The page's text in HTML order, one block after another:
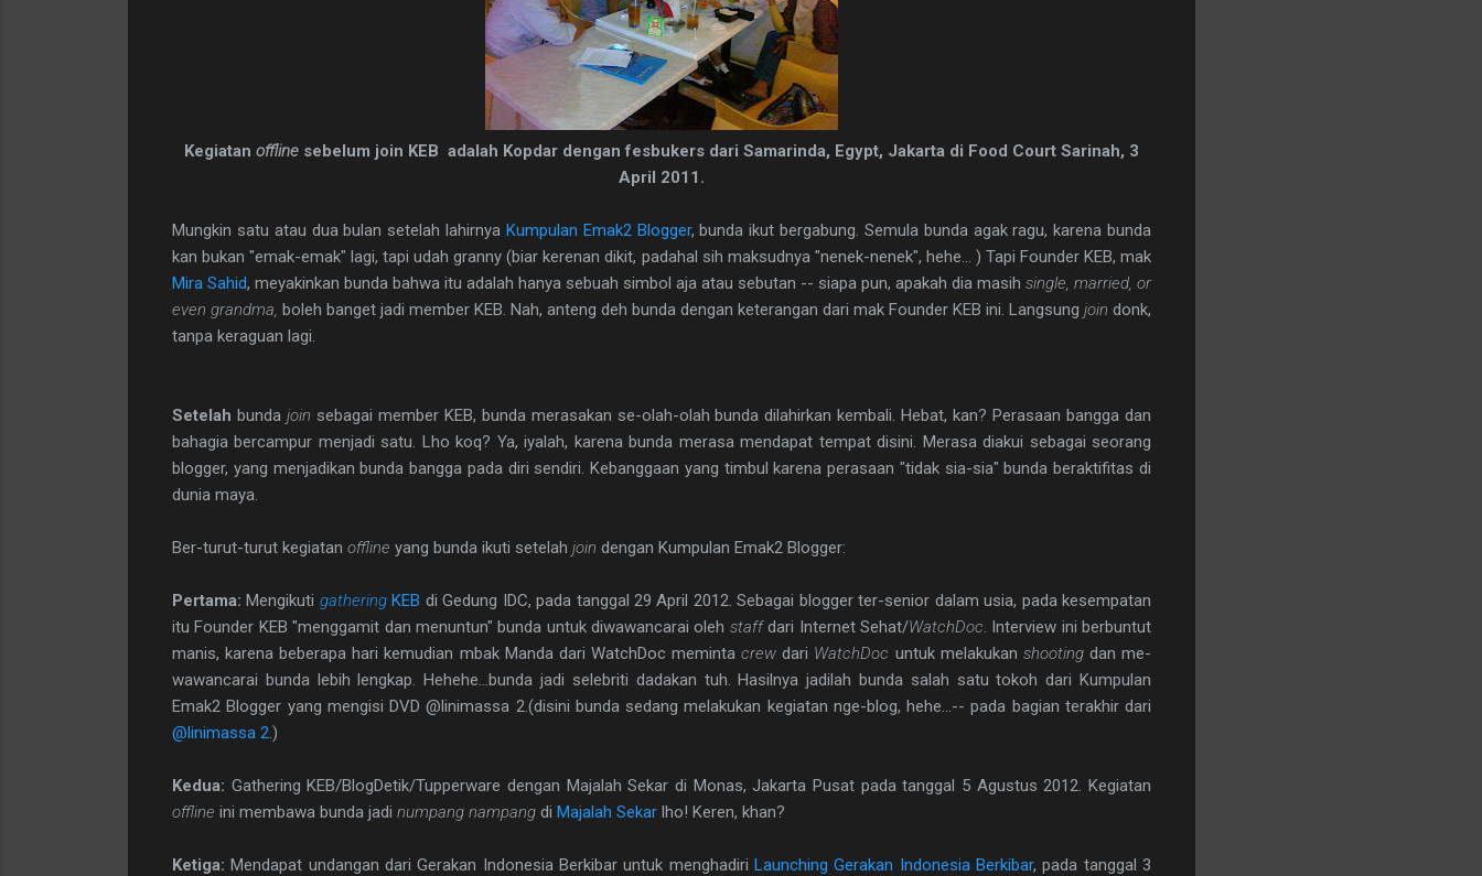
Kegiatan offline sebelum join KEB adalah Kopdar dengan fesbukers dari Samarinda, Egypt, Jakarta di Food Court Sarinah, 3
April 2011.
Mungkin satu atau dua bulan setelah lahirnya Kumpulan Emak2 Blogger, bunda ikut bergabung. Semula bunda agak ragu, karena bunda
kan bukan "emak-emak" lagi, tapi udah granny (biar kerenan dikit, padahal sih maksudnya "nenek-nenek", hehe... ) Tapi Founder KEB, mak
Mira Sahid, meyakinkan bunda bahwa itu adalah hanya sebuah simbol aja atau sebutan -- siapa pun, apakah dia masih single, married, or
even grandma, boleh banget jadi member KEB. Nah, anteng deh bunda dengan keterangan dari mak Founder KEB ini. Langsung join donk,
tanpa keraguan lagi.
Setelah bunda join sebagai member KEB, bunda merasakan se-olah-olah bunda dilahirkan kembali. Hebat, kan? Perasaan bangga dan
bahagia bercampur menjadi satu. Lho koq? Ya, iyalah, karena bunda merasa mendapat tempat disini. Merasa diakui sebagai seorang
blogger, yang menjadikan bunda bangga pada diri sendiri. Kebanggaan yang timbul karena perasaan "tidak sia-sia" bunda beraktifitas di
dunia maya.
Ber-turut-turut kegiatan offline yang bunda ikuti setelah join dengan Kumpulan Emak2 Blogger:
Pertama: Mengikuti gatheringKEB di Gedung IDC, pada tanggal 29 April 2012. Sebagai blogger ter-senior dalam usia, pada kesempatan
itu Founder KEB "menggamit dan menuntun" bunda untuk diwawancarai oleh staffdari Internet Sehat/WatchDoc . Interview ini berbuntut
manis, karena beberapa hari kemudian mbak Manda dari WatchDoc memintacrewdari WatchDoc untuk melakukan shootingdan me-
wawancarai bunda lebih lengkap. Hehehe...bunda jadi selebriti dadakan tuh. Hasilnya jadilah bunda salah satu tokoh dari Kumpulan
Emak2 Blogger yang mengisi DVD @linimassa 2.(disini bunda sedang melakukan kegiatan nge-blog, hehe...-- pada bagian terakhir dari
@linimassa 2 .)
Kedua: Gathering KEB/BlogDetik/Tupperware dengan Majalah Sekar di Monas, Jakarta Pusat pada tanggal 5 Agustus 2012. Kegiatan
offline ini membawa bunda jadi numpang nampang di Majalah Sekar lho! Keren, khan?
Ketiga: Mendapat undangan dari Gerakan Indonesia Berkibar untuk menghadiri Launching Gerakan Indonesia Berkibar, pada tanggal 3